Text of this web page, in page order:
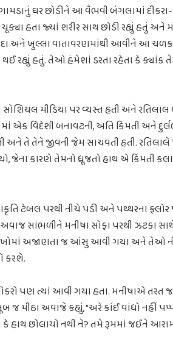
ઘર છોડીને આ વૈભવી બંગલામાં
હતા જ્યાં શરીર સાથ છોડી રહ્યું હતું અને
અને ખુલ્લા વાતાવરણમાંથી આવીને આ
રહ્યું હતું. તેઓ હંમેશાં ડરતા રહેતા કે ક્યાંક
મીડિયા પર વ્યસ્ત હતી અને
એક વિદેશી બનાવટની, અતિ કિંમતી અને
અને તે તેને જીવની જેમ સાચવતી હતી. રતિલાલે
કારણે તેમનો ધ્રૂજતો હાથ એ કિંમતી
ટેબલ પરથી નીચે પડી અને પથ્થરના ફ્લોર
સાંભળીને મનીષા સોફા પરથી ઝટકા
આંખોમાં અજાણતા જ આંસુ આવી ગયા અને તેઓ
કરશે.
પણ ત્યાં આવી ગયા હતા. મનીષાએ તરત જ
મીઠા અવાજે કહ્યું, "અરે કાંઈ વાંધો નહીં
કે હાથ છોલાયો નથી ને? તમે રૂમમાં જઈને